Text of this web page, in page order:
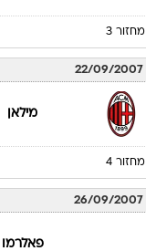
מחזור 3
22/09/2007
מילאן
מחזור 4
26/09/2007
פאלרמו